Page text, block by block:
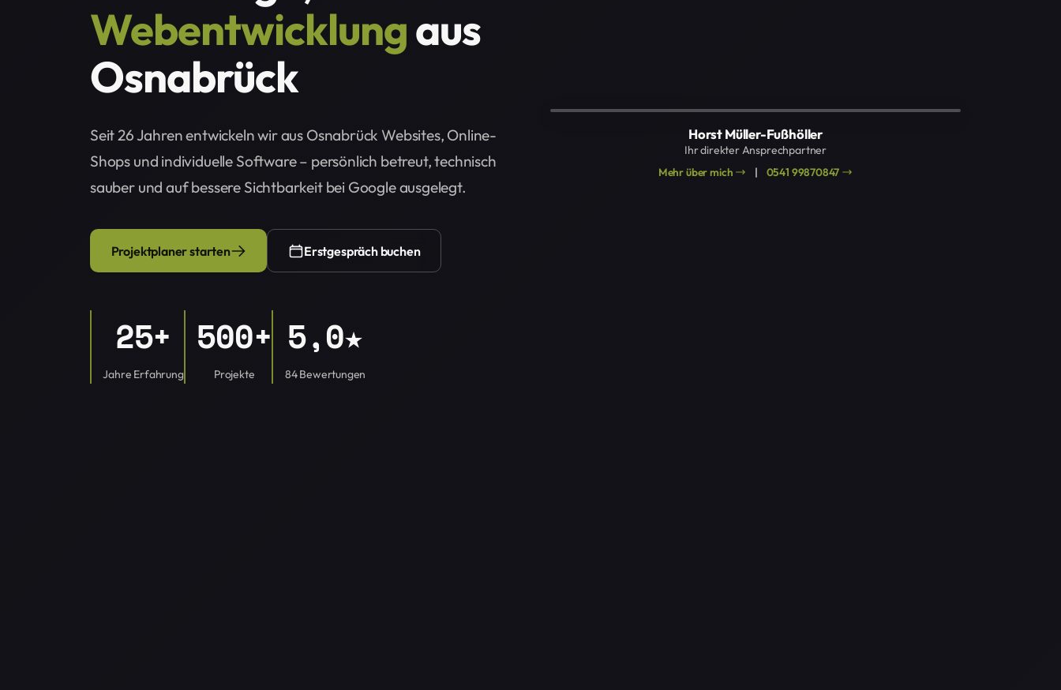
Webentwicklungaus
Osnabrück
Seit 26 Jahren entwickeln wir aus Osnabrück Websites, Online-
Shops und individuelle Software – persönlich betreut, technisch
sauber und auf bessere Sichtbarkeit bei Google ausgelegt.
Projektplaner starten Erstgespräch buchen
(öffnet in neuem Tab)
25+
Jahre Erfahrung
500+
Projekte
5,0★
84 Bewertungen
Horst Müller-Fußhöller
Ihr direkter Ansprechpartner
Mehr über mich
| 0541 99870847